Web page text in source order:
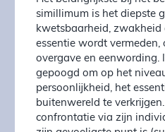
simillimum is het diepste
kwetsbaarheid, zwakheid
essentie wordt
overgave en
gepoogd om op het
persoonlijkheid, het
buitenwereld te
confrontatie via zijn